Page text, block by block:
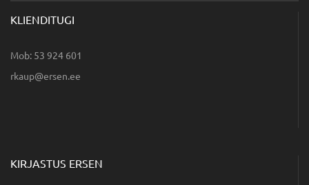
KLIENDITUGI
Mob: 53 924 601
ee.nesre@puakr
KIRJASTUS ERSEN